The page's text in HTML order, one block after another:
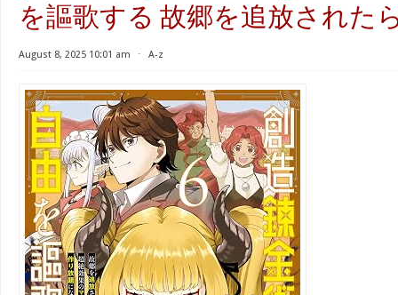
を謳歌する 故郷を追放された
August 8, 2025 10:01 am ⋅ A-z